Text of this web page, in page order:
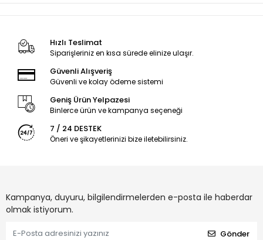
Hızlı Teslimat
Siparişleriniz en kısa sürede elinize ulaşır.
Güvenli Alışveriş
Güvenli ve kolay ödeme sistemi
Geniş Ürün Yelpazesi
Binlerce ürün ve kampanya seçeneği
7 / 24 DESTEK
Öneri ve şikayetlerinizi bize iletebilirsiniz.
Kampanya, duyuru, bilgilendirmelerden e-posta ile haberdar
olmak istiyorum.
Gönder